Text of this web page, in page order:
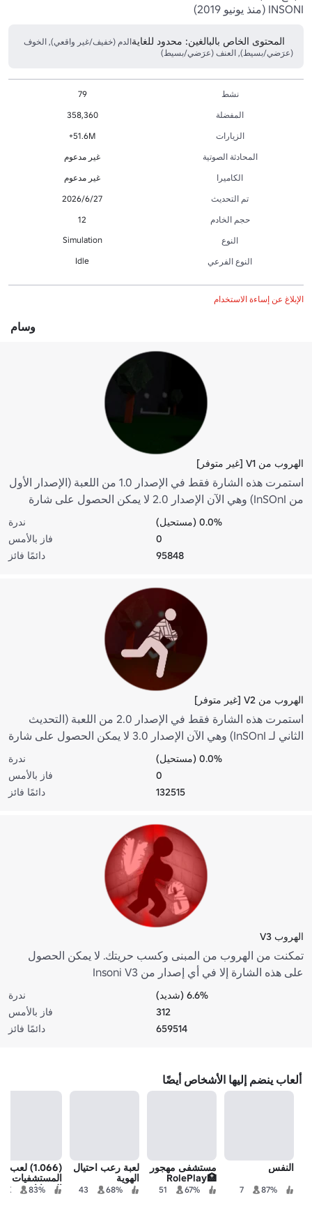
INSONI (منذ يونيو 2019)
المحتوى الخاص بالبالغين: محدود للغايةالدم (خفيف/غير واقعي), الخوف
(عرَضي/بسيط), العنف (عرَضي/بسيط)
نشط
79
المفضلة
358,360
الزيارات
51.6M+
المحادثة الصوتية
غير مدعوم
الكاميرا
غير مدعوم
تم التحديث
27‏/6‏/2026
حجم الخادم
12
النوع
Simulation
النوع الفرعي Idle
الإبلاغ عن إساءة الاستخدام
وسام
الهروب من V1 [غير متوفر]
استمرت هذه الشارة فقط في الإصدار 1.0 من اللعبة (الإصدار الأول
من InSOnI) وهي الآن الإصدار 2.0 لا يمكن الحصول على شارة
"Escape V1" بعد الآن ---------- هربت من المبنى ، لقد خرجت من
هنا ، لقد نجحت. انتظرت أو ذهبت إلى Afk فقط للحصول على هذه
ندرة
0.0% (مستحيل)
فاز بالأمس
0
دائمًا فائز
95848
الهروب من V2 [غير متوفر]
استمرت هذه الشارة فقط في الإصدار 2.0 من اللعبة (التحديث
الثاني لـ InSOnI) وهي الآن الإصدار 3.0 لا يمكن الحصول على شارة
أفك لفترة من الوقت فقط حتى تتمكن من الحصول على حريتك
ندرة
0.0% (مستحيل)
فاز بالأمس
0
دائمًا فائز
132515
الهروب V3
تمكنت من الهروب من المبنى وكسب حريتك. لا يمكن الحصول
على هذه الشارة إلا في أي إصدار من Insoni V3
ندرة
6.6% (شديد)
فاز بالأمس
312
دائمًا فائز
659514
ألعاب ينضم إليها الأشخاص أيضًا
النفس
87%
7
مستشفى مهجور
🏥RolePlay
67%
51
لعبة رعب احتيال
الهوية
68%
43
(1.066) لعب
المستشفيات
الحيوانات غير
83%